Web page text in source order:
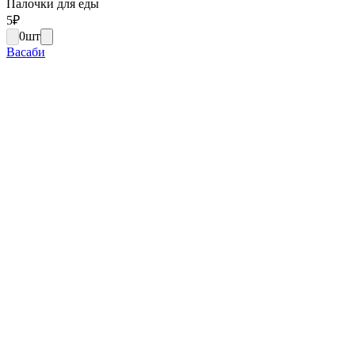
Палочки для еды
5₽
0шт
Васаби